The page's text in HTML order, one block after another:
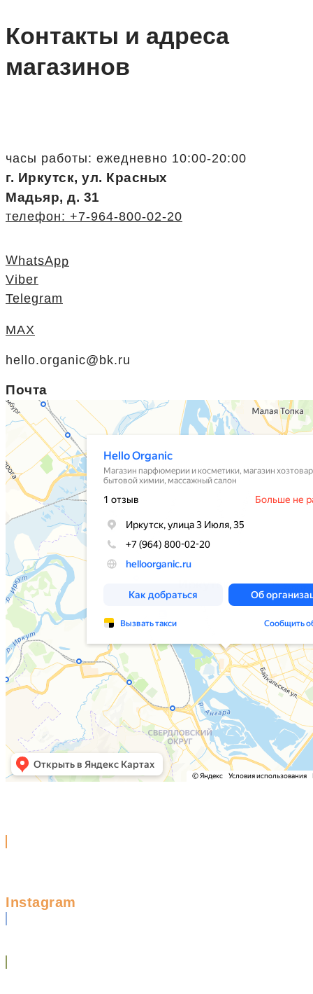
Контакты и адреса
магазинов
часы работы: ежедневно 10:00-20:00
г. Иркутск, ул. Красных
Мадьяр, д. 31
телефон: +7-964-800-02-20
WhatsApp
Viber
Telegram
MAX
hello.organic@bk.ru
Почта
Instagram